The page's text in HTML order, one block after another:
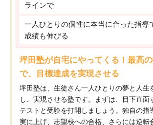
ラインで
一人ひとりの個性に本当に合った指導
成績も伸びる
坪田塾が自宅にやってくる！最高
で、目標達成を実現させる
坪田塾は、生徒さん一人ひとりの夢と人生
し、実現させる塾です。まずは、目下直面
テストと受験を打開しましょう。独自の指
実に上げ、志望校への合格、さらには逆転